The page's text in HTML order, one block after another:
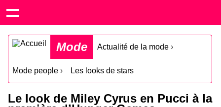
Mode Actualité de la mode ›
Mode people › Les looks de stars
Le look de Miley Cyrus en Pucci à la